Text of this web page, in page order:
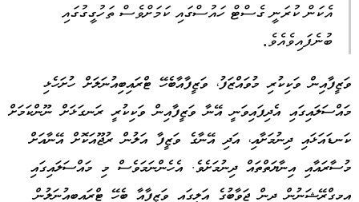
އެކަން ކުރަނީ ގެސްޓް ހައުސްގައި ކަމަށްވެސް ތަހުގީގުގައި
ބުނެފައިވެއެވެ.
ވަޒީފާއިން ވަކިކުރި މުވައްޒަފު، ވަޒީފާއާބެހޭ ޓްރައިބިއުނަލަށް ހުށަހެޅި
މައްސަލައިގައި އެދިފައިވަނީ އޭނާ ވަޒީފާއިން ވަކިކުރީ ރަނގަޅަށް ނޫންކަމަށް
ކަނޑައަޅައި ދިނުމަށާއި، އަދި އޭނާގެ ވަޒީފާ އަލުން ރުޖޫއަކޮށް އޭނާއަށް
މުސާރައާއި އިނާޔަތްތައް ދިނުމަށެވެ. އެހެންނަމަވެސް މި މައްސަލައިގައި
އިމިގްރޭޝަނުން ދިން ޖަވާބުގެ އަލީގައި ވަޒީފާއާ ބެހޭ ޓްރައިބިއުނަލުން